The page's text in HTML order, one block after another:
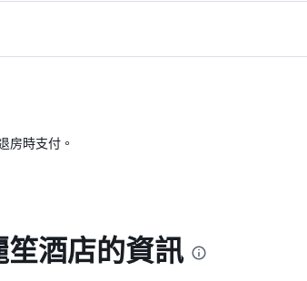
房時支付。
酒店的資訊